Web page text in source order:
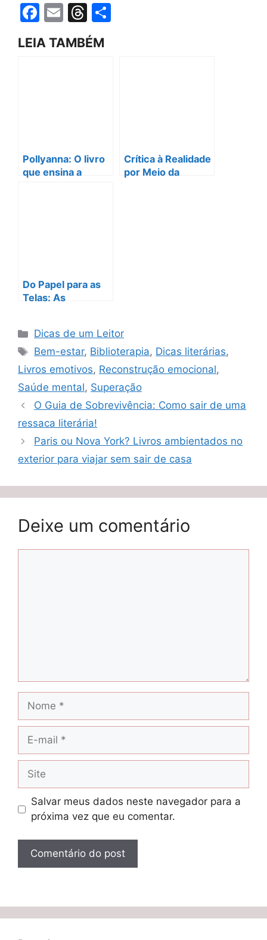
F
a
c
E
m
ai
T
hr
e
LEIA TAMBÉM
Pollyanna: O livro
que ensina a
Crítica à Realidade
por Meio da
Do Papel para as
Telas: As
Que Vão Quebrar a
Internet!
Categorias
Dicas de um Leitor
Tags
Bem-estar, Biblioterapia, Dicas literárias,
Livros emotivos, Reconstrução emocional,
Saúde mental, Superação
O Guia de Sobrevivência: Como sair de uma
ressaca literária!
Paris ou Nova York? Livros ambientados no
exterior para viajar sem sair de casa
Deixe um comentário
Nome
Site
Salvar meus dados neste navegador para a
próxima vez que eu comentar.